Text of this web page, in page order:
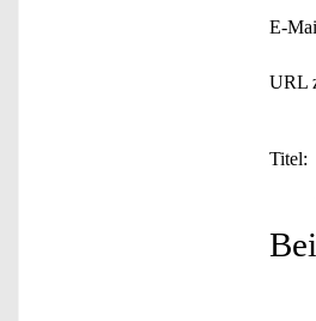
E-
URL
Titel: